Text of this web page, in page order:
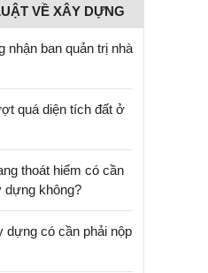
VỀ XÂY DỰNG
nhận ban quản trị nhà
quá diện tích đất ở
thoát hiểm có cần
dựng không?
dựng có cần phải nộp